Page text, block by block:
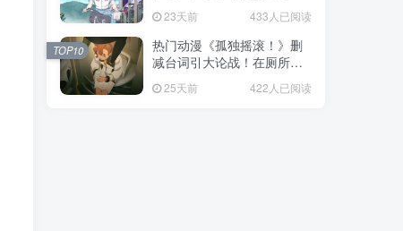
常通勤！
23天前 433人已阅读
热门动漫《孤独摇滚！》删
减台词引大论战！在厕所吃
现充！
25天前 422人已阅读
TOP10